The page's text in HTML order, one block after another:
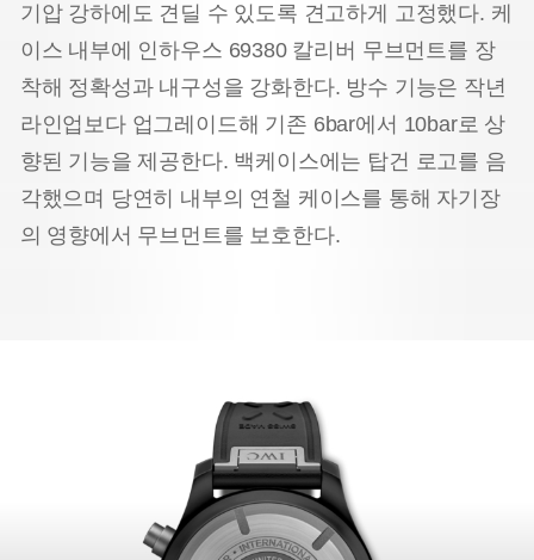
기압 강하에도 견딜 수 있도록 견고하게 고정했다. 케
이스 내부에 인하우스 69380 칼리버 무브먼트를 장
착해 정확성과 내구성을 강화한다. 방수 기능은 작년
라인업보다 업그레이드해 기존 6bar에서 10bar로 상
향된 기능을 제공한다. 백케이스에는 탑건 로고를 음
각했으며 당연히 내부의 연철 케이스를 통해 자기장
의 영향에서 무브먼트를 보호한다.